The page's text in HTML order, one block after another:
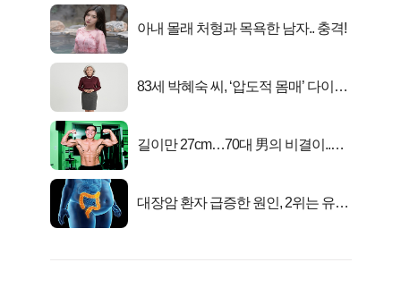
아내 몰래 처형과 목욕한 남자.. 충격!
83세 박혜숙 씨, ‘압도적 몸매’ 다이어
길이만 27cm…70대 男의 비결이..충
대장암 환자 급증한 원인, 2위는 유산